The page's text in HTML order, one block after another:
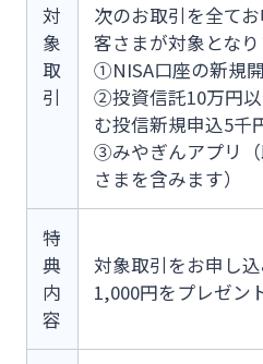
対
象
取
引
次のお取引を全て
客さまが対象となり
①NISA口座の新規
②投資信託10万円
む投信新規申込5千
③みやぎんアプリ
さまを含みます）
特
典
内
容
対象取引をお申し込
1,000円をプレゼン